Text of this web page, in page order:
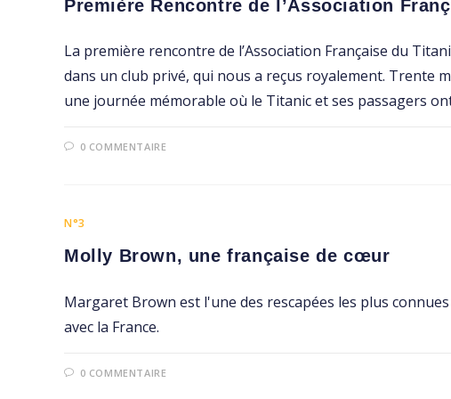
Première Rencontre de l’Association
La première rencontre de l’Association Française du
dans un club privé, qui nous a reçus royalement. Trente
une journée mémorable où le Titanic et ses passagers
0 COMMENTAIRE
N°3
Molly Brown, une française de cœur
Margaret Brown est l'une des rescapées les plus
avec la France.
0 COMMENTAIRE